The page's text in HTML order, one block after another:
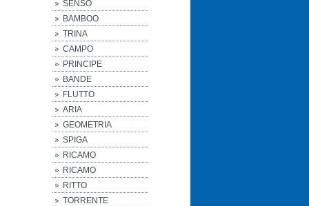
SENSO
BAMBOO
TRINA
CAMPO
PRINCIPE
BANDE
FLUTTO
ARIA
GEOMETRIA
SPIGA
RICAMO
RICAMO
RITTO
TORRENTE